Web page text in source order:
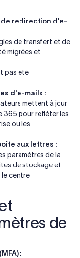
de redirection d'e-
de transfert et de
migrées et
pas été
d'e-mails :
mettent à jour
365 pour refléter les
ou les
aux lettres :
paramètres de la
de stockage et
le centre
de
: